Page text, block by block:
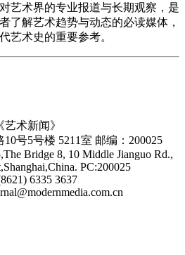
艺术界的专业报道与长期观察，是
了解艺术趋势与动态的必读媒体，
艺术史的重要参考。
《艺术新闻》
10号5号楼 5211室 邮编：200025
Bridge 8, 10 Middle Jianguo Rd.,
PC:200025
6335 3637